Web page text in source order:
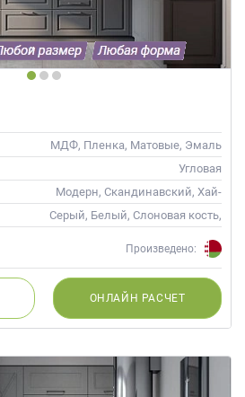
МДФ, Пленка, Матовые, Эмаль
Угловая
Модерн, Скандинавский, Хай-
тек, Неоклассика,
Современные
Серый, Белый, Слоновая кость,
Белый верх темный низ
Произведено:
ОНЛАЙН РАСЧЕТ